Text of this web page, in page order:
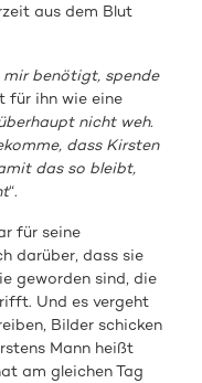
aus dem Blut
mir benötigt, spende
für ihn wie eine
nicht weh.
dass Kirsten
das so bleibt,
“.
für seine
darüber, dass sie
geworden sind, die
Und es vergeht
Bilder schicken
Mann heißt
am gleichen Tag